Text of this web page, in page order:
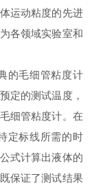
运动粘度的先进
各领域实验室和
的毛细管粘度计
定的测试温度，
细管粘度计。在
定标线所需的时
式计算出液体的
保证了测试结果